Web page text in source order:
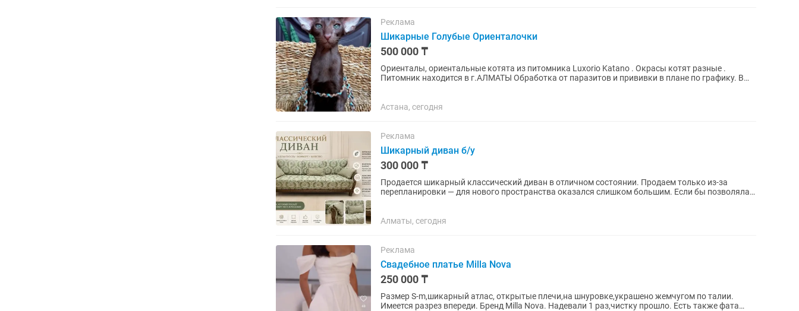
Реклама
Шикарные Голубые Ориенталочки
500 000 ₸
Ориенталы, ориентальные котята из питомника Luxorio Katano . Окрасы котят разные .
Питомник находится в г.АЛМАТЫ Обработка от паразитов и прививки в плане по графику. В
Астана, сегодня
Реклама
Шикарный диван б/у
300 000 ₸
Продается шикарный классический диван в отличном состоянии. Продаем только из-за
перепланировки — для нового пространства оказался слишком большим. Если бы позволяла
Алматы, сегодня
Реклама
Свадебное платье Milla Nova
250 000 ₸
Размер S-m,шикарный атлас, открытые плечи,на шнуровке,украшено жемчугом по талии.
Имеется разрез впереди. Бренд Milla Nova. Надевали 1 раз,чистку прошло. Есть также фата